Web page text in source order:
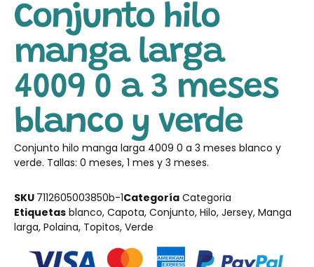
Conjunto hilo
manga larga
4009 0 a 3 meses
blanco y verde
Conjunto hilo manga larga 4009 0 a 3 meses blanco y
verde. Tallas: 0 meses, 1 mes y 3 meses.
SKU 7112605003850b-1Categoría Categoria
Etiquetas blanco, Capota, Conjunto, Hilo, Jersey, Manga
larga, Polaina, Topitos, Verde